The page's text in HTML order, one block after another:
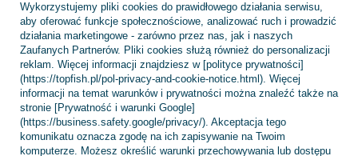
Regulaminy
INFORMACJE
Wykorzystujemy pliki cookies do prawidłowego działania serwisu,
aby oferować funkcje społecznościowe, analizować ruch i prowadzić
działania marketingowe - zarówno przez nas, jak i naszych
Zaufanych Partnerów. Pliki cookies służą również do personalizacji
reklam. Więcej informacji znajdziesz w [polityce prywatności]
(https://topfish.pl/pol-privacy-and-cookie-notice.html). Więcej
informacji na temat warunków i prywatności można znaleźć także na
stronie [Prywatność i warunki Google]
(https://business.safety.google/privacy/). Akceptacja tego
komunikatu oznacza zgodę na ich zapisywanie na Twoim
komputerze. Możesz określić warunki przechowywania lub dostępu